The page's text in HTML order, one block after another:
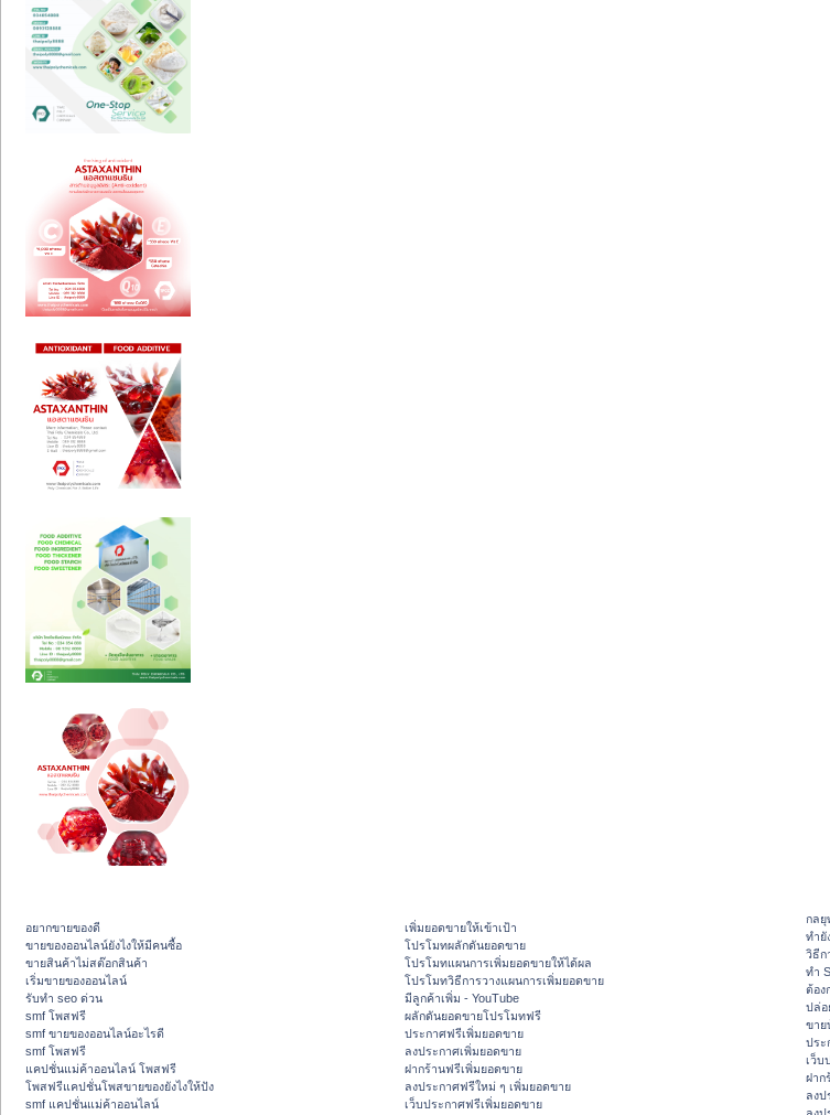
อยากขายของดี
ขายของออนไลน์ยังไงให้มีคนซื้อ
ขายสินค้าไม่สต๊อกสินค้า
เริ่มขายของออนไลน์
รับทำ seo ด่วน
smf โพสฟรี
smf ขายของออนไลน์อะไรดี
smf โพสฟรี
แคปชั่นแม่ค้าออนไลน์ โพสฟรี
โพสฟรีแคปชั่นโพสขายของยังไงให้ปัง
smf แคปชั่นแม่ค้าออนไลน์
เพิ่มยอดขายให้เข้าเป้า
โปรโมทผลักดันยอดขาย
โปรโมทแผนการเพิ่มยอดขายให้ได้ผล
โปรโมทวิธีการวางแผนการเพิ่มยอดขาย
มีลูกค้าเพิ่ม - YouTube
ผลักดันยอดขายโปรโมทฟรี
ประกาศฟรีเพิ่มยอดขาย
ลงประกาศเพิ่มยอดขาย
ฝากร้านฟรีเพิ่มยอดขาย
ลงประกาศฟรีใหม่ ๆ เพิ่มยอดขาย
เว็บประกาศฟรีเพิ่มยอดขาย
กลยุ
ทํายั
วิธีก
ทำ
ต้อง
ปล่อ
ขาย
ประ
เว็บ
ฝาก
ลงป